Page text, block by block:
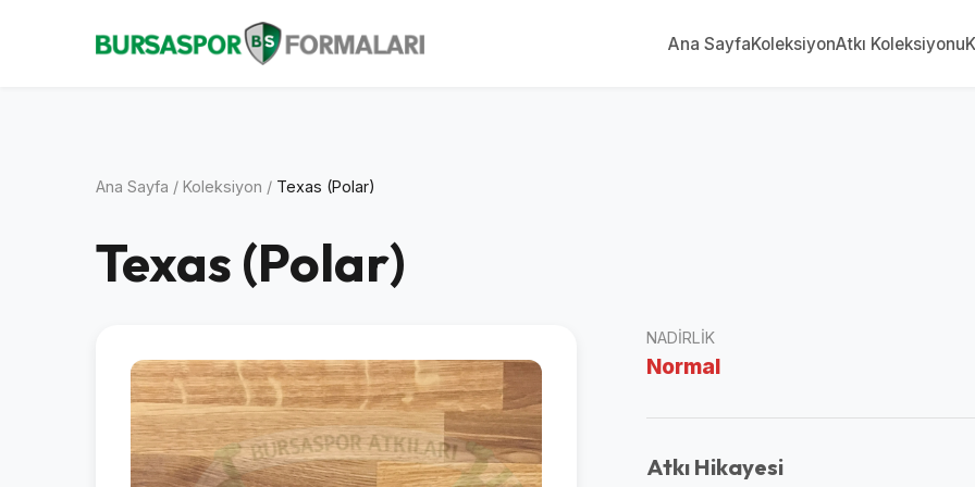
Ana SayfaKoleksiyonAtkı Koleksiyonu
Ana Sayfa / Koleksiyon / Texas (Polar)
Texas (Polar)
NADIRLIK
Normal
Atkı Hikayesi